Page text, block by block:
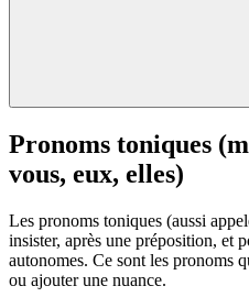
Pronoms toniques
vous, eux, elles)
Les pronoms toniques (aussi
insister, après une préposition, et
autonomes. Ce sont les pronoms
ou ajouter une nuance.